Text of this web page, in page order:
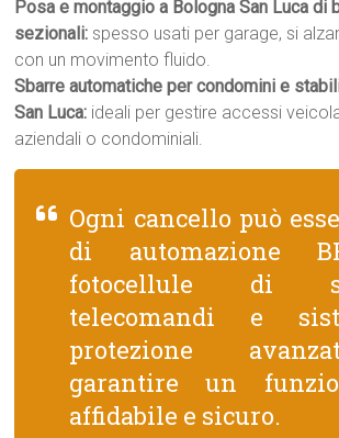
Posa e montaggio a Bologna San Luca di
sezionali: spesso usati per garage, si
con un movimento fluido.
Sbarre automatiche per condomini e
San Luca: ideali per gestire accessi
aziendali o condominiali.
Ogni cancello può
di automazione
fotocellule di
telecomandi e
protezione
garantire un
affidabile e sicuro.